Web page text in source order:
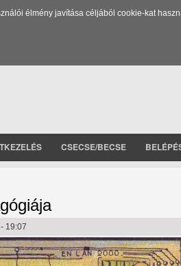
élmény javítása céljából cookie-kat
CSECSE/BECSE
19:07